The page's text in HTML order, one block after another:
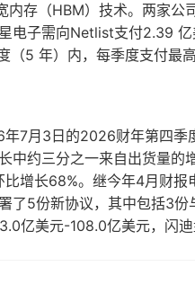
内存（HBM）技术。两家
电子需向Netlist支付2.39
（5 年）内，每季度支付最
7月3日的2026财年第四季
中约三分之一来自出货量
比增长68%。继今年4月财
了5份新协议，其中包括3
亿美元-108.0亿美元，闪